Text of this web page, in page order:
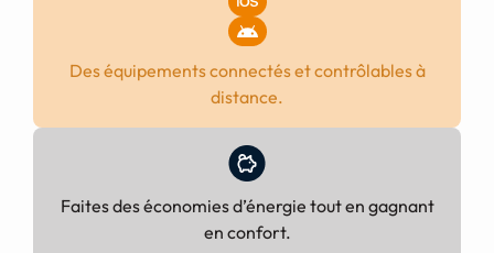
Des équipements connectés et contrôlables à
distance.
Faites des économies d’énergie tout en gagnant
en confort.